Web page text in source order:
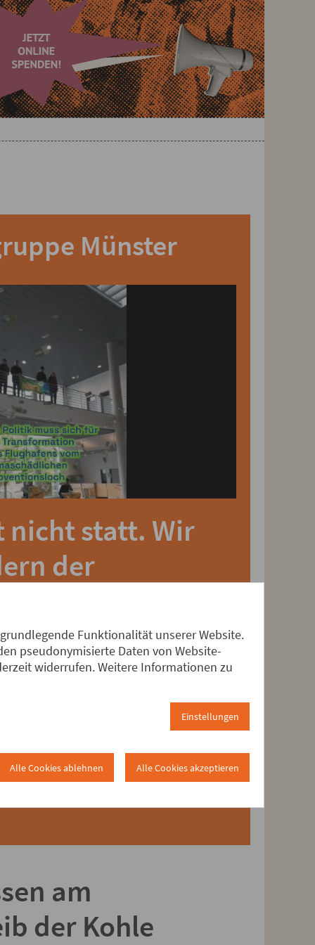
Münster
nicht statt. Wir
der
wir an einer
Viel Spaß
Bild klicken!
am
der Kohle
Funktionalität unserer Website.
pseudonymisierte Daten von Website-
widerrufen. Weitere Informationen zu
Einstellungen
Alle Cookies ablehnen Alle Cookies akzeptieren